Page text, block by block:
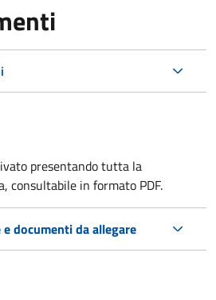
presentando tutta la
consultabile in formato PDF.
documenti da allegare